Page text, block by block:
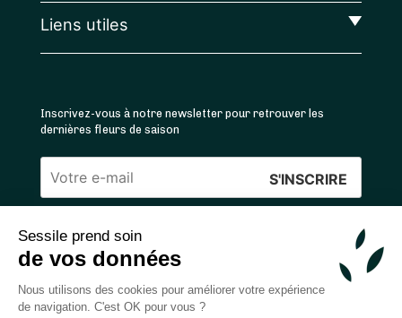
Sessile prend soin
de vos données
Nous utilisons des cookies pour améliorer votre expérience
de navigation. C'est OK pour vous ?
Liens utiles
Inscrivez-vous à notre newsletter pour retrouver les
dernières fleurs de saison
Veuillez
ce
champ
4.4 /5 ⭐ | 120 000+ bouquets livrés |
Achats 100% sécurisés